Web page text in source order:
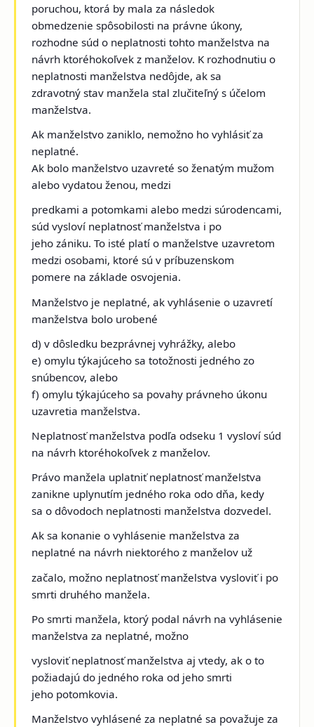
poruchou, ktorá by mala za následok
obmedzenie spôsobilosti na právne úkony,
rozhodne súd o neplatnosti tohto manželstva na
návrh ktoréhokoľvek z manželov. K rozhodnutiu o
neplatnosti manželstva nedôjde, ak sa
zdravotný stav manžela stal zlučiteľný s účelom
manželstva.
Ak manželstvo zaniklo, nemožno ho vyhlásiť za
neplatné.
Ak bolo manželstvo uzavreté so ženatým mužom
alebo vydatou ženou, medzi
predkami a potomkami alebo medzi súrodencami,
súd vysloví neplatnosť manželstva i po
jeho zániku. To isté platí o manželstve uzavretom
medzi osobami, ktoré sú v príbuzenskom
pomere na základe osvojenia.
Manželstvo je neplatné, ak vyhlásenie o uzavretí
manželstva bolo urobené
d) v dôsledku bezprávnej vyhrážky, alebo
e) omylu týkajúceho sa totožnosti jedného zo
snúbencov, alebo
f) omylu týkajúceho sa povahy právneho úkonu
uzavretia manželstva.
Neplatnosť manželstva podľa odseku 1 vysloví súd
na návrh ktoréhokoľvek z manželov.
Právo manžela uplatniť neplatnosť manželstva
zanikne uplynutím jedného roka odo dňa, kedy
sa o dôvodoch neplatnosti manželstva dozvedel.
Ak sa konanie o vyhlásenie manželstva za
neplatné na návrh niektorého z manželov už
začalo, možno neplatnosť manželstva vysloviť i po
smrti druhého manžela.
Po smrti manžela, ktorý podal návrh na vyhlásenie
manželstva za neplatné, možno
vysloviť neplatnosť manželstva aj vtedy, ak o to
požiadajú do jedného roka od jeho smrti
jeho potomkovia.
Manželstvo vyhlásené za neplatné sa považuje za